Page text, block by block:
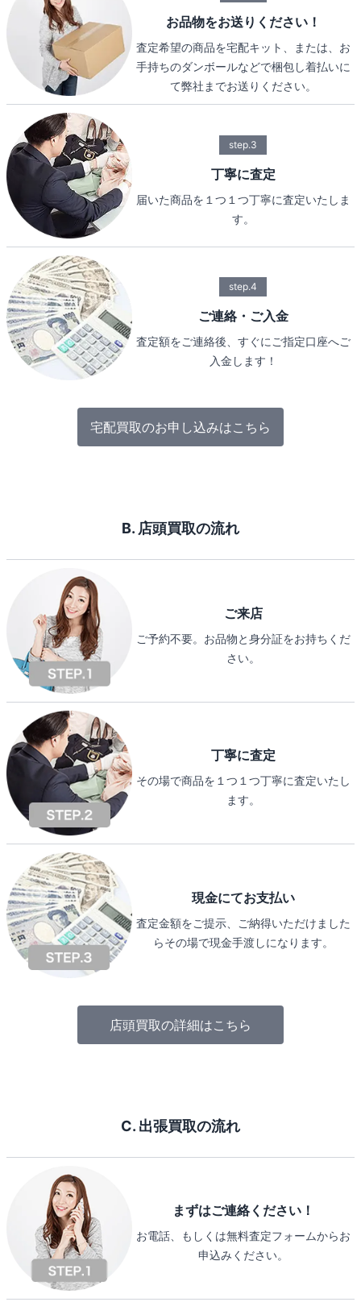
お品物をお送りください！
査定希望の商品を宅配キット、または、お
手持ちのダンボールなどで梱包し着払いに
て弊社までお送りください。
step.3
丁寧に査定
届いた商品を１つ１つ丁寧に査定いたしま
す。
step.4
ご連絡・ご入金
査定額をご連絡後、すぐにご指定口座へご
入金します！
宅配買取のお申し込みはこちら
B. 店頭買取の流れ
ご来店
ご予約不要。お品物と身分証をお持ちくだ
さい。
丁寧に査定
その場で商品を１つ１つ丁寧に査定いたし
ます。
現金にてお支払い
査定金額をご提示、ご納得いただけました
らその場で現金手渡しになります。
店頭買取の詳細はこちら
C. 出張買取の流れ
まずはご連絡ください！
お電話、もしくは無料査定フォームからお
申込みください。